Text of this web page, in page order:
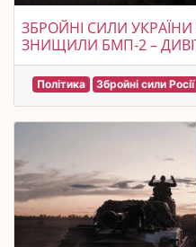
ЗБРОЙНІ СИЛИ УКРАЇНИ
ЗНИЩИЛИ БМП-2 –
Політика Збройні сили Росії